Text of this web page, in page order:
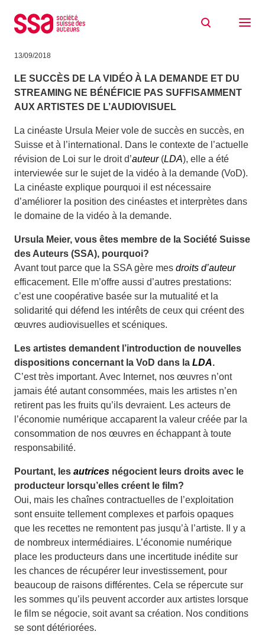
d’œuvres sur Internet
13/09/2018
LE SUCCÈS DE LA VIDÉO À LA DEMANDE ET DU
STREAMING NE BÉNÉFICIE PAS SUFFISAMMENT
AUX ARTISTES DE L’AUDIOVISUEL
La cinéaste Ursula Meier vole de succès en succès, en
Suisse et à l’international. Dans le contexte de l’actuelle
révision de Loi sur le droit d’auteur(LDA), elle a été
interviewée sur le sujet de la vidéo à la demande (VoD).
La cinéaste explique pourquoi il est nécessaire
d’améliorer la position des cinéastes et interprètes dans
le domaine de la vidéo à la demande.
Ursula Meier, vous êtes membre de la Société Suisse
des Auteurs (SSA), pourquoi?
Avant tout parce que la SSA gère mes droits d’auteur
efficacement. Elle m’offre aussi d’autres prestations:
c’est une coopérative basée sur la mutualité et la
solidarité qui défend les intérêts de ceux qui créent des
œuvres ­audio­visuelles et scéniques.
Les artistes demandent l’introduction de nouvelles
dispositions concernant la VoD dans la LDA.
C’est très important. Avec Internet, nos œuvres n’ont
jamais été autant consommées, mais les artistes n’en
retirent pas les fruits qu’ils devraient. Les acteurs de
l’éco­nomie numérique accaparent la valeur créée par la
consommation de nos œuvres en échappant à toute
responsabilité.
Pourtant, les autrices négocient leurs droits avec le
producteur lorsqu’elles créent le film?
Oui, mais les chaînes contractuelles de l’exploitation
sont ensuite tellement complexes et parfois opaques
que les recettes ne remontent pas jusqu’à l’artiste. Il y a
de nom­breux intermédiaires. L’économie numérique
place les producteurs dans une incertitude inédite sur
les chances de récupérer leur investissement, pour
beaucoup de raisons différentes. Cela se répercute sur
les sommes qu’ils peuvent accorder aux artistes lorsque
le film se né­gocie, soit avant sa création. Nos conditions
se sont détériorées.